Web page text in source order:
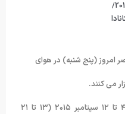
امروز (پنج شنبه) در هوای
می کنند.
مسابقات قهرمانی جهان قزاقستان از ۴ تا ۱۲ سپتامبر ۲۰۱۵ (۱۳ تا ۲۱